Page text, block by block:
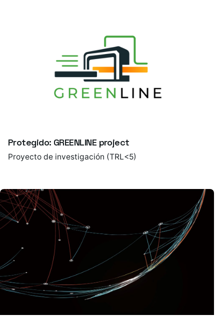
Protegido: GREENLINE project
Proyecto de investigación (TRL<5)